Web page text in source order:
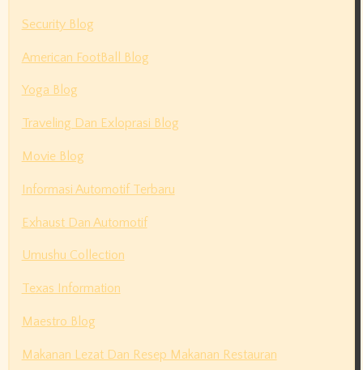
Security Blog
American FootBall Blog
Yoga Blog
Traveling Dan Exloprasi Blog
Movie Blog
Informasi Automotif Terbaru
Exhaust Dan Automotif
Umushu Collection
Texas Information
Maestro Blog
Makanan Lezat Dan Resep Makanan Restauran